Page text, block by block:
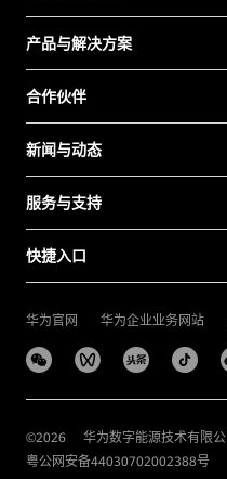
产品与解决方案
合作伙伴
新闻与动态
服务与支持
快捷入口
华为官网 华为企业业务网站
©2026 华为数字能源技术有限公
粤公网安备44030702002388号